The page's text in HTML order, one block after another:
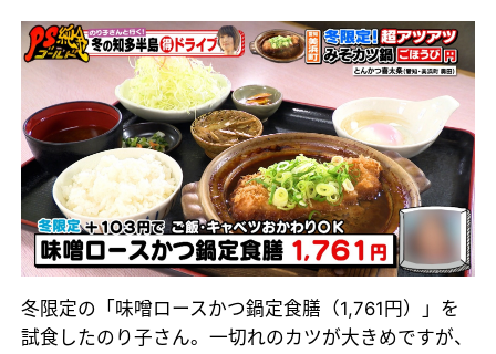
冬限定の「味噌ロースかつ鍋定食膳（1,761円）」を
試食したのり子さん。一切れのカツが大きめですが、